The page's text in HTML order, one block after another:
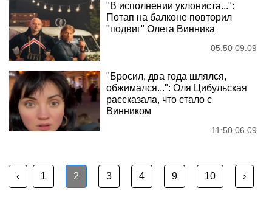
"В исполнении уклониста...":
Потап на балконе повторил
"подвиг" Олега Винника
05:50 09.09
"Бросил, два года шлялся,
обжимался...": Оля Цибульская
рассказала, что стало с
Винником
11:50 06.09
‹ 1 2 3 4 9 10 ›